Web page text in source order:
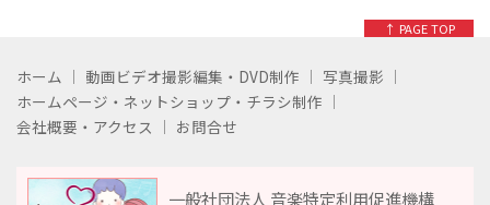
↑ PAGE TOP
ホーム 動画ビデオ撮影編集・DVD制作
写真撮影
ホームページ・ネットショップ・チラシ制作
会社概要・アクセス
お問合せ
一般社団法人 音楽特定利用促進機構